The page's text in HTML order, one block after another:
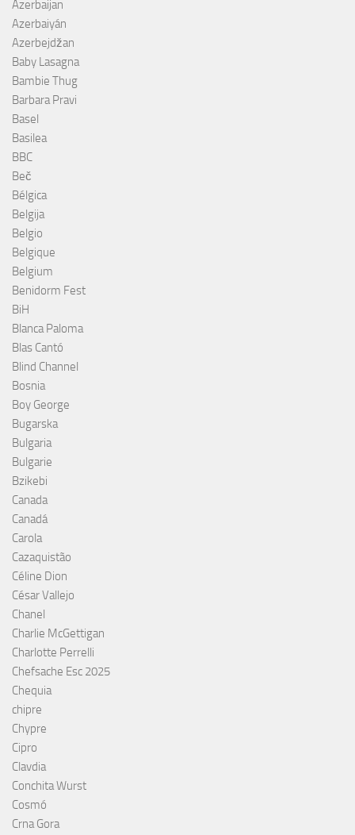
Azerbaijan
Azerbaiyán
Azerbejdžan
Baby Lasagna
Bambie Thug
Barbara Pravi
Basel
Basilea
BBC
Beč
Bélgica
Belgija
Belgio
Belgique
Belgium
Benidorm Fest
BiH
Blanca Paloma
Blas Cantó
Blind Channel
Bosnia
Boy George
Bugarska
Bulgaria
Bulgarie
Bzikebi
Canada
Canadá
Carola
Cazaquistão
Céline Dion
César Vallejo
Chanel
Charlie McGettigan
Charlotte Perrelli
Chefsache Esc 2025
Chequia
chipre
Chypre
Cipro
Clavdia
Conchita Wurst
Cosmó
Crna Gora